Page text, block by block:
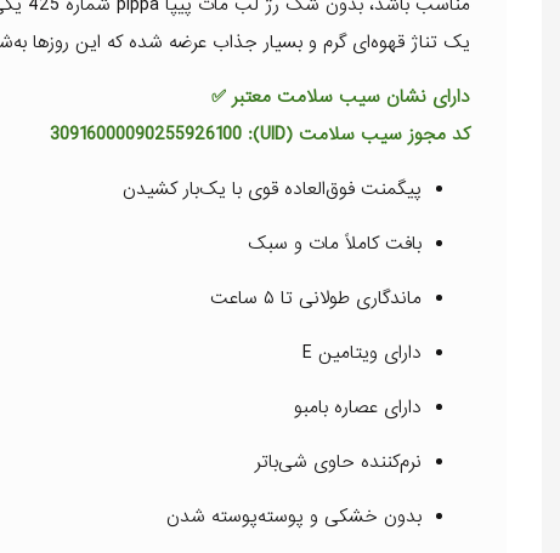
یک تناژ قهوه‌ای گرم و بسیار جذاب عرضه شده که این روزها
دارای نشان سیب سلامت معتبر ✅
کد مجوز سیب سلامت (UID): 30916000090255926100
پیگمنت فوق‌العاده قوی با یک‌بار کشیدن
بافت کاملاً مات و سبک
ماندگاری طولانی تا ۵ ساعت
دارای ویتامین E
دارای عصاره بامبو
نرم‌کننده حاوی شی‌باتر
بدون خشکی و پوسته‌پوسته شدن